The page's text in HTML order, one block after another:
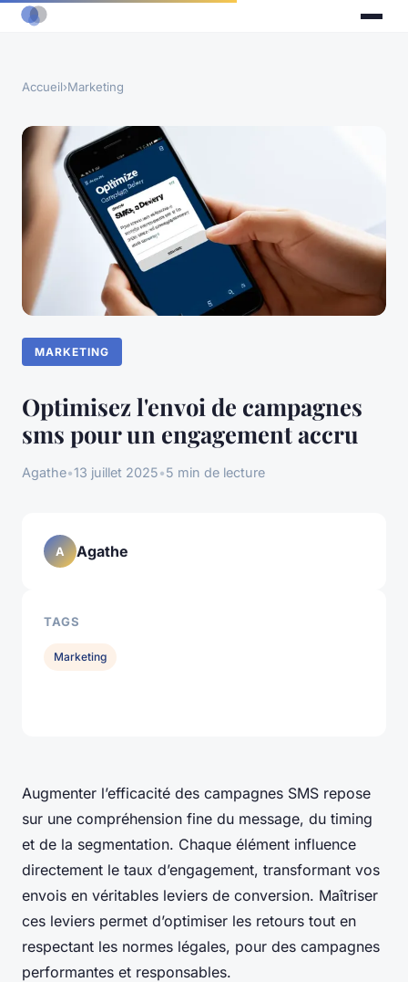
Accueil›Marketing
MARKETING
Optimisez l'envoi de campagnes
sms pour un engagement accru
Agathe•13 juillet 2025•5 min de lecture
Augmenter l’efficacité des campagnes SMS repose
sur une compréhension fine du message, du timing
et de la segmentation. Chaque élément influence
directement le taux d’engagement, transformant vos
envois en véritables leviers de conversion. Maîtriser
ces leviers permet d’optimiser les retours tout en
respectant les normes légales, pour des campagnes
performantes et responsables.
A Agathe
TAGS
Marketing